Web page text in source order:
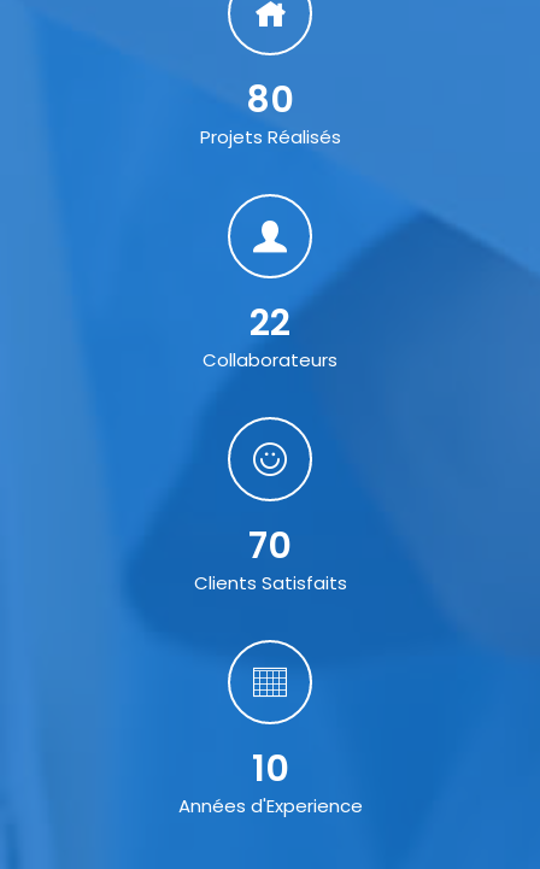
80
Projets Réalisés
22
Collaborateurs
70
Clients Satisfaits
10
Années d'Experience